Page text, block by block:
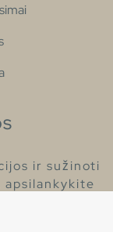
ir sužinoti